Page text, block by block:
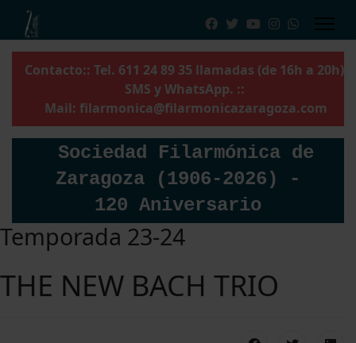
Contacto:: Tel. 611 24 89 35 llamadas (de 16h a 20h),
SMS y WhatsApp. ::
Mail: filarmonica@filarmonicazaragoza.com
Sociedad Filarmónica de
Zaragoza (1906-2026) -
120 Aniversario
Temporada 23-24
THE NEW BACH TRIO